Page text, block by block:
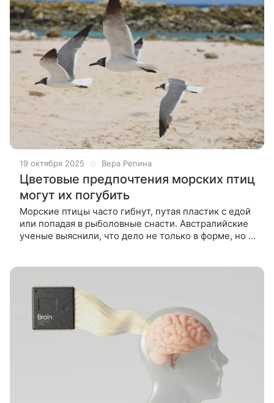
19 октября 2025 Вера Репина
Цветовые предпочтения морских птиц
могут их погубить
Морские птицы часто гибнут, путая пластик с едой
или попадая в рыболовные снасти. Австралийские
ученые выяснили, что дело не только в форме, но и